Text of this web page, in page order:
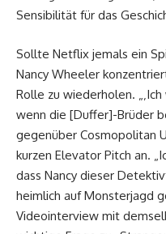
Sensibilität für das
Sollte Netflix jemals ein
Nancy Wheeler
Rolle zu wiederholen.
wenn die [Duffer]-Brüder
gegenüber Cosmopolitan
kurzen Elevator Pitch an.
dass Nancy dieser
heimlich auf Monsterjagd
Videointerview mit